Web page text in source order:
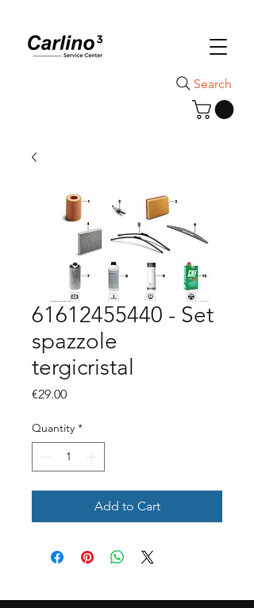
Search
61612455440 - Set
spazzole
tergicristal
€29.00Price
Quantity *
Add to Cart